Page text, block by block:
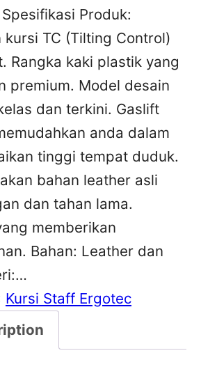
Produk:
kursi TC (Tilting Control)
Rangka kaki plastik yang
premium. Model desain
dan terkini. Gaslift
anda dalam
tinggi tempat duduk.
bahan leather asli
dan tahan lama.
memberikan
Bahan: Leather dan
Kursi Staff Ergotec